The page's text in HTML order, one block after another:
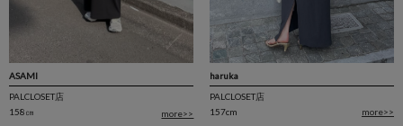
ASAMI
PALCLOSET店
158㎝
more>>
haruka
PALCLOSET店
157cm
more>>